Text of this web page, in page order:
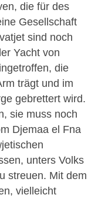
die für des
Gesellschaft
sind noch
Yacht von
die
trägt und im
gebrettert wird.
sie muss noch
Djemaa el Fna
unters Volks
streuen. Mit dem
vielleicht